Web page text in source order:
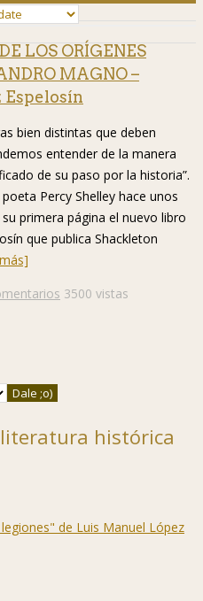
LOS ORÍGENES
MAGNO –
Espelosín
bien distintas que deben
entender de la manera
de su paso por la historia”.
Percy Shelley hace unos
primera página el nuevo libro
que publica Shackleton
3500 vistas
histórica